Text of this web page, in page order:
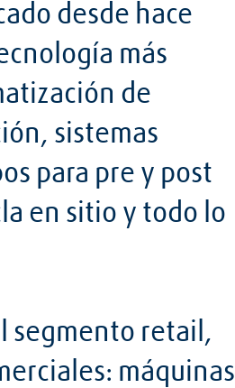
desde hace
más
de
sistemas
para pre y post
en sitio y todo lo
segmento retail,
máquinas